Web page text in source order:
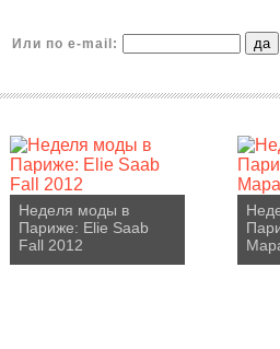
Или по e-mail:
Неделя моды в
Париже: Elie Saab
Fall 2012